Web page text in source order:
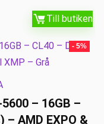
Till butiken
- 5%
– 16GB –
– AMD EXPO &